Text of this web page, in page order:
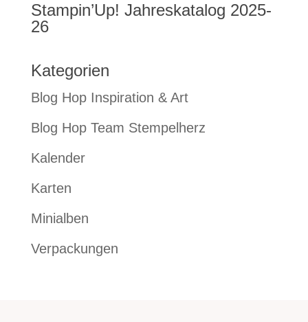
Stampin’Up! Jahreskatalog 2025-
26
Kategorien
Blog Hop Inspiration & Art
Blog Hop Team Stempelherz
Kalender
Karten
Minialben
Verpackungen